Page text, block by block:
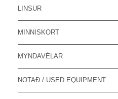
LINSUR
MINNISKORT
MYNDAVÉLAR
NOTAÐ / USED EQUIPMENT